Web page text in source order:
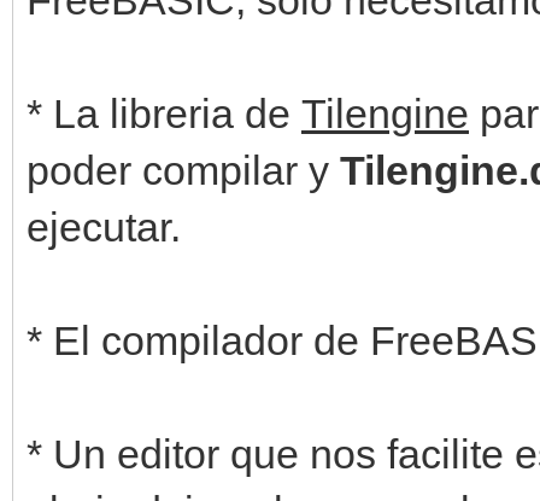
* La libreria de Tilengine
poder compilar y
ejecutar.
* El compilador de
* Un editor que nos facilite